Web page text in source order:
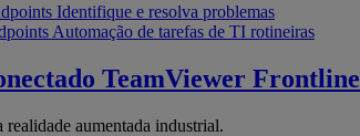
Identifique e resolva problemas
Automação de tarefas de TI rotineiras
TeamViewer Frontline
aumentada industrial.